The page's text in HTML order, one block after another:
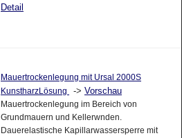
Detail
Mauertrockenlegung mit Ursal 2000S
KunstharzLösung
-> Vorschau
Mauertrockenlegung im Bereich von
Grundmauern und Kellerwnden.
Dauerelastische Kapillarwassersperre mit